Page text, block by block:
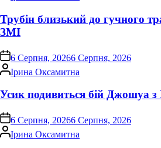
Трубін близький до гучного
ЗМІ
on6 Серпня, 20266 Серпня, 2026
Опубліковано
Ірина Оксамитна
Усик подивиться бій Джошуа
on6 Серпня, 20266 Серпня, 2026
Опубліковано
Ірина Оксамитна